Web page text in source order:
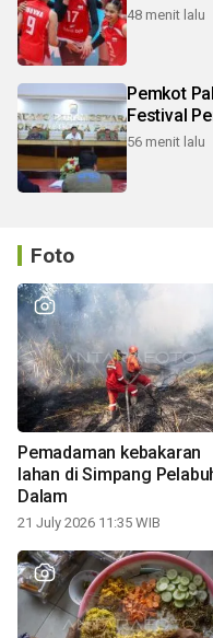
48 menit lalu
Pemkot
Festival
56 menit lalu
Foto
Pemadaman kebakaran
lahan di Simpang
Dalam
21 July 2026 11:35 WIB